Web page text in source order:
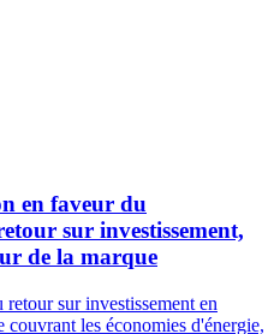
en faveur du
sur investissement,
de la marque
retour sur investissement en
les économies d'énergie,